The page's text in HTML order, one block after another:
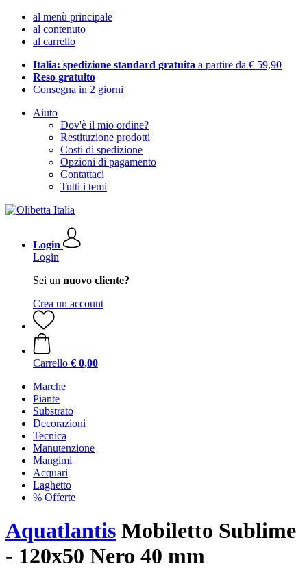
al menù principale
al contenuto
al carrello
Italia: spedizione standard gratuita a partire da € 59,90
Reso gratuito
Consegna in 2 giorni
Aiuto
Dov'è il mio ordine?
Restituzione prodotti
Costi di spedizione
Opzioni di pagamento
Contattaci
Tutti i temi
Login
Login
Sei un nuovo cliente?
Crea un account
Carrello € 0,00
Marche
Piante
Substrato
Decorazioni
Tecnica
Manutenzione
Mangimi
Acquari
Laghetto
% Offerte
Aquatlantis Mobiletto Sublime
- 120x50 Nero 40 mm